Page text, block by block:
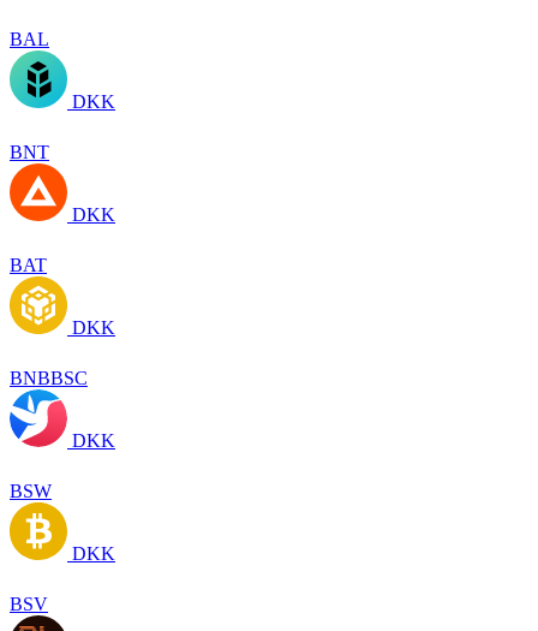
BAL
DKK
BNT
DKK
BAT
DKK
BNBBSC
DKK
BSW
DKK
BSV